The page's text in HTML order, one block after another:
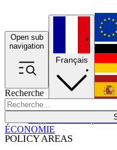
Open sub
navigation
Recherche
POLICY AREAS
Français
ÉCONOMIE